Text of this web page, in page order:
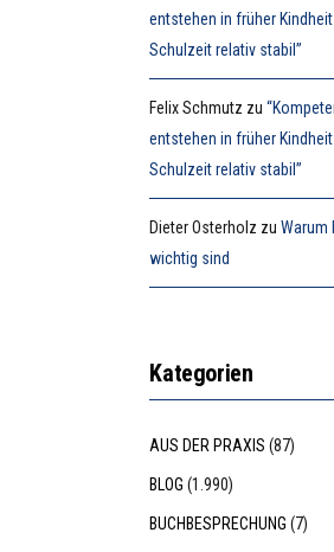
entstehen in früher
Schulzeit relativ stabil”
Felix Schmutz zu
entstehen in früher
Schulzeit relativ stabil”
Dieter Osterholz zuWarum
wichtig sind
Kategorien
AUS DER PRAXIS (87)
BLOG (1.990)
BUCHBESPRECHUNG (7)